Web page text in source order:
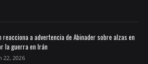
reacciona a advertencia de Abinader sobre alzas en
la guerra en Irán
22, 2026